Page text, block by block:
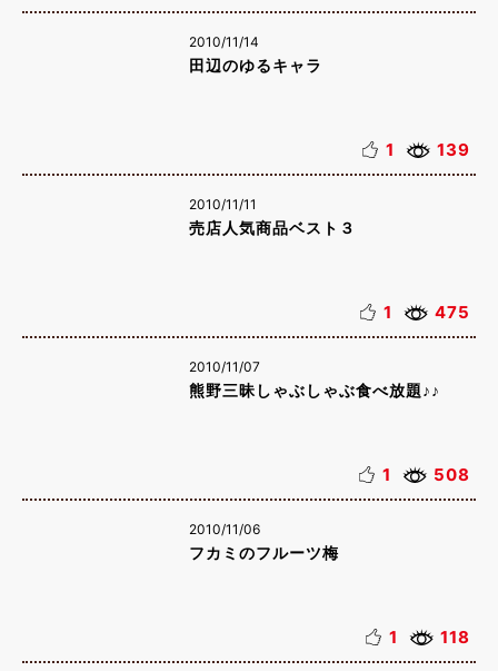
2010/11/14
田辺のゆるキャラ
1 139
2010/11/11
売店人気商品ベスト３
1 475
2010/11/07
熊野三昧しゃぶしゃぶ食べ放題♪♪
1 508
2010/11/06
フカミのフルーツ梅
1 118